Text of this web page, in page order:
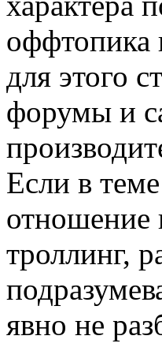
оффтопика
для этого
форумы и
Если в
отношение
троллинг,
явно не